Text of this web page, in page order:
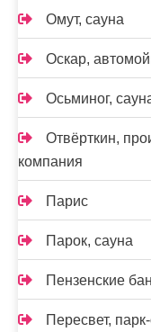
Омут, сауна
Оскар,
Осьминог,
Отвёрткин,
компания
Парис
Парок, сауна
Пензенские
Пересвет,